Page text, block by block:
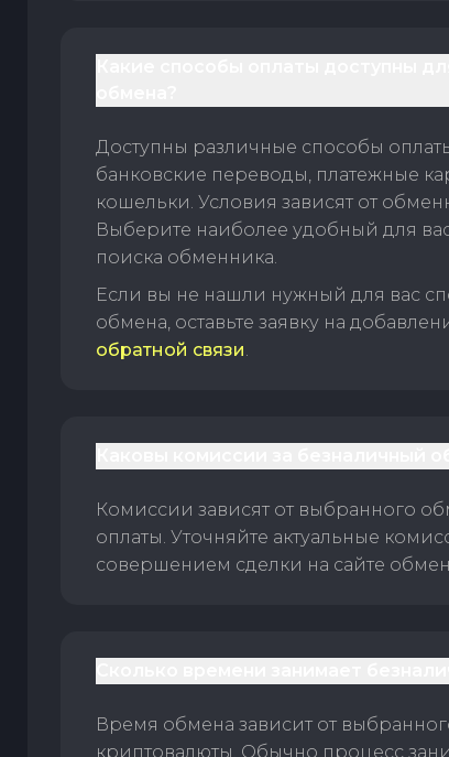
Доступны различные способы
банковские переводы, платежные
кошельки. Условия зависят от
Выберите наиболее удобный для
поиска обменника.
Если вы не нашли нужный для вас
обмена, оставьте заявку на
обратной связи.
Комиссии зависят от выбранного
оплаты. Уточняйте актуальные
совершением сделки на сайте
Время обмена зависит от
криптовалюты. Обычно процесс